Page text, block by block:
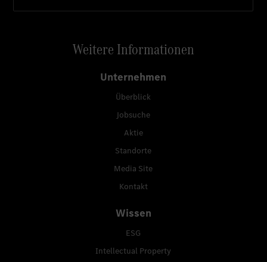
Weitere Informationen
Unternehmen
Überblick
Jobsuche
Aktie
Standorte
Media Site
Kontakt
Wissen
ESG
Intellectual Property